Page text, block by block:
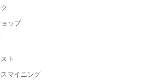
ップ
ト
マイニング